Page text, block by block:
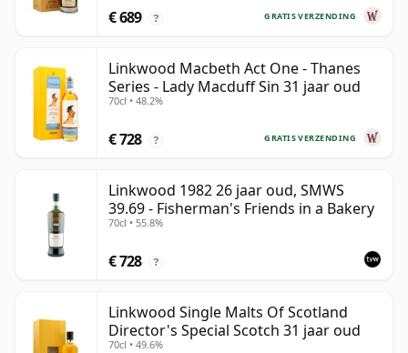
GRATIS VERZENDING
€ 689 ?
Linkwood Macbeth Act One - Thanes
Series - Lady Macduff Sin 31 jaar oud
70cl • 48.2%
GRATIS VERZENDING
€ 728 ?
Linkwood 1982 26 jaar oud, SMWS
39.69 - Fisherman's Friends in a Bakery
70cl • 55.8%
€ 728 ?
Linkwood Single Malts Of Scotland
Director's Special Scotch 31 jaar oud
70cl • 49.6%